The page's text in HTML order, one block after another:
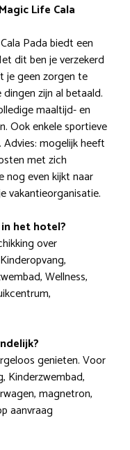
Life Cala
Pada biedt een
dit ben je verzekerd
je geen zorgen te
zijn al betaald.
maaltijd- en
Ook enkele sportieve
mogelijk heeft
met zich
nog even kijkt naar
vakantieorganisatie.
het hotel?
over
Wellness,
genieten. Voor
Kinderzwembad,
magnetron,
aanvraag